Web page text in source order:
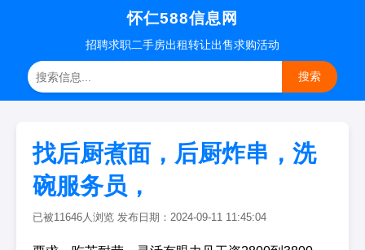
怀仁588信息网
招聘求职二手房出租转让出售求购活动
搜索
找后厨煮面，后厨炸串，洗
碗服务员，
已被11646人浏览 发布日期：2024-09-11 11:45:04